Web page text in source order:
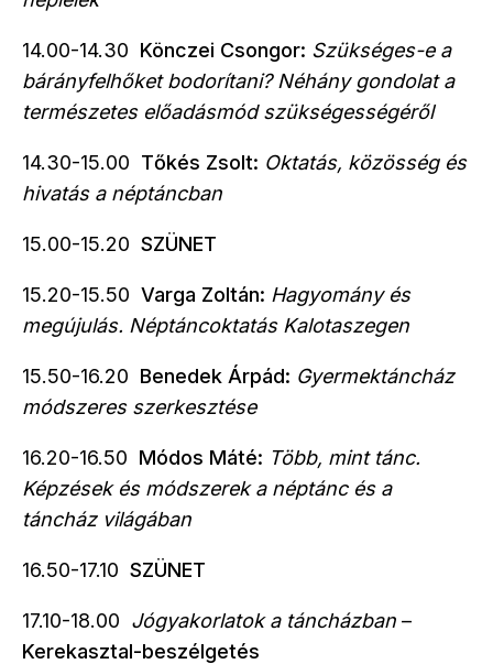
14.00-14.30 Könczei Csongor: Szükséges-e a
bárányfelhőket bodorítani? Néhány gondolat a
természetes előadásmód szükségességéről
14.30-15.00 Tőkés Zsolt: Oktatás, közösség és
hivatás a néptáncban
15.00-15.20 SZÜNET
15.20-15.50 Varga Zoltán: Hagyomány és
megújulás. Néptáncoktatás Kalotaszegen
15.50-16.20 Benedek Árpád: Gyermektáncház
módszeres szerkesztése
16.20-16.50 Módos Máté: Több, mint tánc.
Képzések és módszerek a néptánc és a
táncház világában
16.50-17.10 SZÜNET
17.10-18.00 Jógyakorlatok a táncházban –
Kerekasztal-beszélgetés